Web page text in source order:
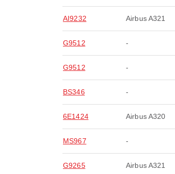
AI9232 Airbus A321
G9512 -
G9512 -
BS346 -
6E1424 Airbus A320
MS967 -
G9265 Airbus A321